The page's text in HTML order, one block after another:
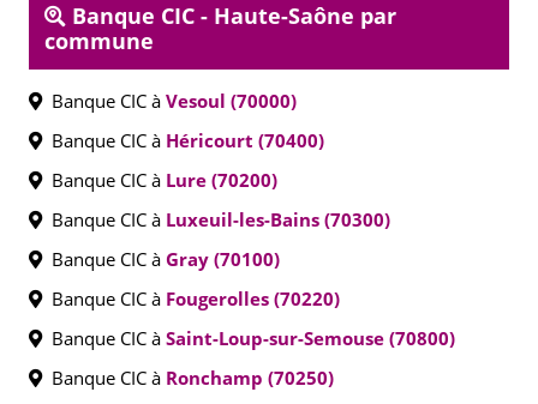
Banque CIC - Haute-Saône par
commune
Banque CIC à Vesoul (70000)
Banque CIC à Héricourt (70400)
Banque CIC à Lure (70200)
Banque CIC à Luxeuil-les-Bains (70300)
Banque CIC à Gray (70100)
Banque CIC à Fougerolles (70220)
Banque CIC à Saint-Loup-sur-Semouse (70800)
Banque CIC à Ronchamp (70250)